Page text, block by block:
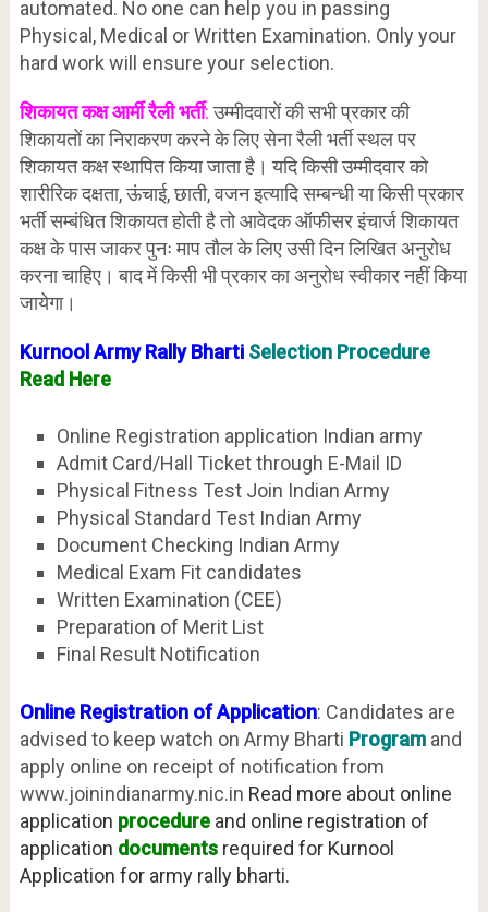
automated. No one can help you in passing
Physical, Medical or Written Examination. Only your
hard work will ensure your selection.
शिकायत कक्ष आर्मी रैली भर्ती:उम्मीदवारों की सभी प्रकार की
शिकायतों का निराकरण करने के लिए सेना रैली भर्ती स्थल पर
शिकायत कक्ष स्थापित किया जाता है। यदि किसी उम्मीदवार को
शारीरिक दक्षता, ऊंचाई, छाती, वजन इत्यादि सम्बन्धी या किसी प्रकार
भर्ती सम्बंधित शिकायत होती है तो आवेदक ऑफीसर इंचार्ज शिकायत
कक्ष के पास जाकर पुनः माप तौल के लिए उसी दिन लिखित अनुरोध
करना चाहिए। बाद में किसी भी प्रकार का अनुरोध स्वीकार नहीं किया
जायेगा।
Kurnool Army Rally Bharti Selection Procedure
Read Here
Online Registration application Indian army
Admit Card/Hall Ticket through E-Mail ID
Physical Fitness Test Join Indian Army
Physical Standard Test Indian Army
Document Checking Indian Army
Medical Exam Fit candidates
Written Examination (CEE)
Preparation of Merit List
Final Result Notification
Online Registration of Application: Candidates are
advised to keep watch on Army Bharti Programand
apply online on receipt of notification from
www.joinindianarmy.nic.in Read more about online
application procedure and online registration of
application documentsrequired for Kurnool
Application for army rally bharti.